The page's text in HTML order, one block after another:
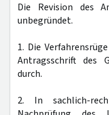
Die Revision des
unbegründet.
1. Die
Antragsschrift des
durch.
2. In sachlich-